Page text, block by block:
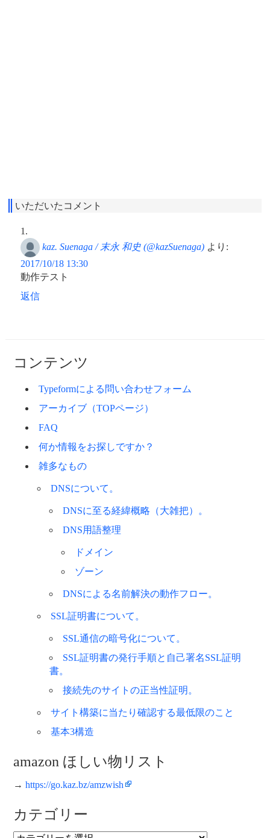
いただいたコメント
kaz. Suenaga / 末永 和史 (@kazSuenaga) より:
2017/10/18 13:30
動作テスト
返信
コンテンツ
Typeformによる問い合わせフォーム
アーカイブ（TOPページ）
FAQ
何か情報をお探しですか？
雑多なもの
DNSについて。
DNSに至る経緯概略（大雑把）。
DNS用語整理
ドメイン
ゾーン
DNSによる名前解決の動作フロー。
SSL証明書について。
SSL通信の暗号化について。
SSL証明書の発行手順と自己署名SSL証明
書。
接続先のサイトの正当性証明。
サイト構築に当たり確認する最低限のこと
基本3構造
amazon ほしい物リスト
→ https://go.kaz.bz/amzwish
カテゴリー